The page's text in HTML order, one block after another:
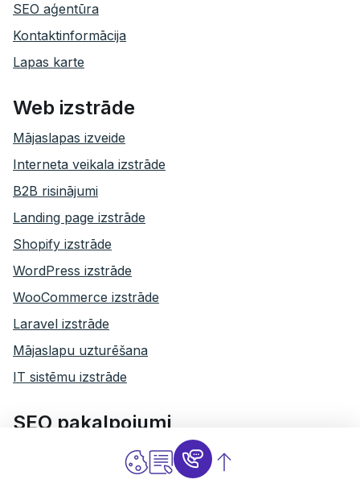
SEO aģentūra
Kontaktinformācija
Lapas karte
Web izstrāde
Mājaslapas izveide
Interneta veikala izstrāde
B2B risinājumi
Landing page izstrāde
Shopify izstrāde
WordPress izstrāde
WooCommerce izstrāde
Laravel izstrāde
Mājaslapu uzturēšana
IT sistēmu izstrāde
SEO pakalpojumi